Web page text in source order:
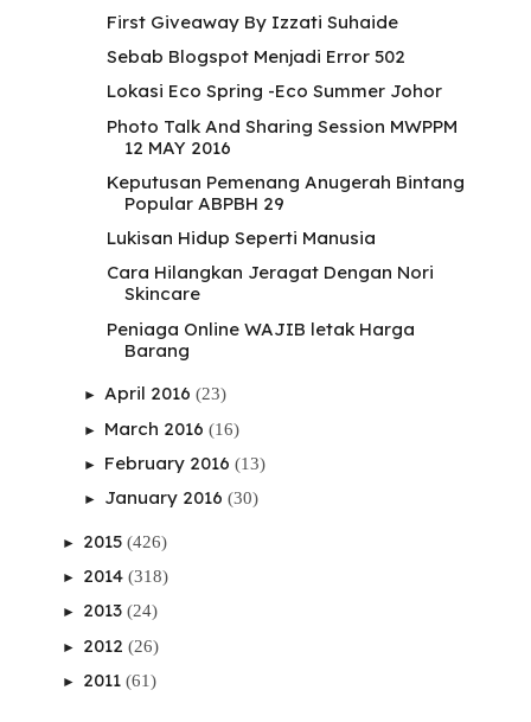
First Giveaway By Izzati Suhaide
Sebab Blogspot Menjadi Error 502
Lokasi Eco Spring -Eco Summer Johor
Photo Talk And Sharing Session MWPPM
12 MAY 2016
Keputusan Pemenang Anugerah Bintang
Popular ABPBH 29
Lukisan Hidup Seperti Manusia
Cara Hilangkan Jeragat Dengan Nori
Skincare
Peniaga Online WAJIB letak Harga
Barang
► April 2016 (23)
► March 2016 (16)
► February 2016 (13)
► January 2016 (30)
► 2015 (426)
► 2014 (318)
► 2013 (24)
► 2012 (26)
► 2011 (61)